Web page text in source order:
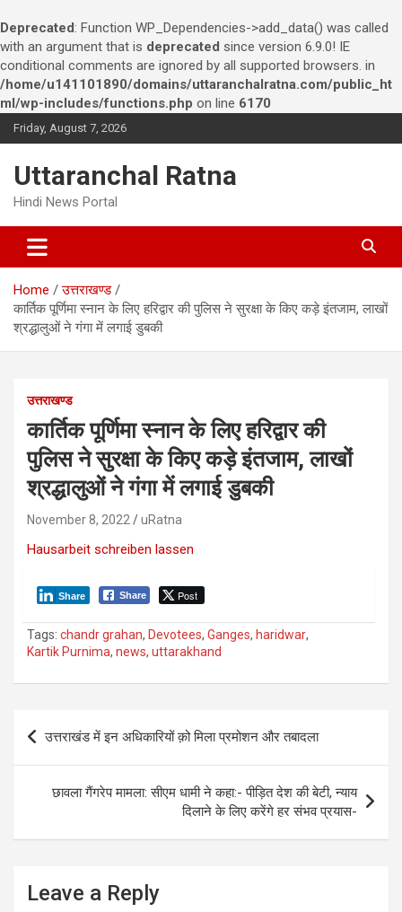
Deprecated: Function WP_Dependencies->add_data() was called
with an argument that is deprecated since version 6.9.0! IE
conditional comments are ignored by all supported browsers. in
/home/u141101890/domains/uttaranchalratna.com/public_ht
ml/wp-includes/functions.php on line 6170
k
n
t
Friday, August 7, 2026
Uttaranchal Ratna
Hindi News Portal
Home
उत्तराखण्ड
कार्तिक पूर्णिमा स्नान के लिए हरिद्वार की पुलिस ने सुरक्षा के किए कड़े इंतजाम, लाखों
श्रद्धालुओं ने गंगा में लगाई डुबकी
उत्तराखण्ड
कार्तिक पूर्णिमा स्नान के लिए हरिद्वार की
पुलिस ने सुरक्षा के किए कड़े इंतजाम, लाखों
श्रद्धालुओं ने गंगा में लगाई डुबकी
November 8, 2022 uRatna
Hausarbeit schreiben lassen
Share Post
Share
Tags: chandr grahan, Devotees, Ganges, haridwar,
Kartik Purnima, news, uttarakhand
n
उत्तराखंड में इन अधिकारियों क़ो मिला प्रमोशन और तबादला
छावला गैंगरेप मामला: सीएम धामी ने कहा:- पीड़ित देश की बेटी, न्याय
दिलाने के लिए करेंगे हर संभव प्रयास-
Leave a Reply